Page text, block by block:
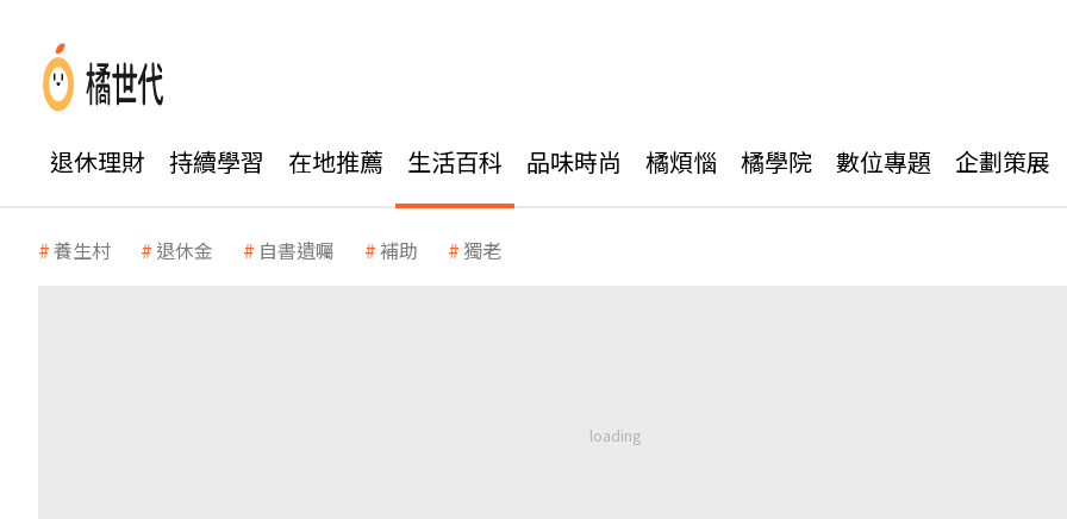
退休理財 持續學習 在地推薦 生活百科 品味時尚 橘煩惱 橘學院 數位專題 企劃策展
養生村 退休金 自書遺囑 補助 獨老